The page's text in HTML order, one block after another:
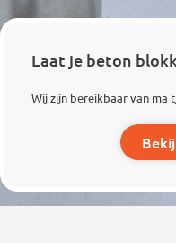
Laat je beton
Wij zijn bereikbaar van ma